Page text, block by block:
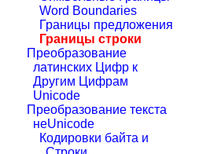
Word Boundaries
Границы предложения
Границы строки
Преобразование
латинских Цифр к
Другим Цифрам
Unicode
Преобразование текста
неUnicode
Кодировки байта и